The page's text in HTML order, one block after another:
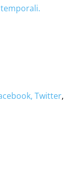
Twitter,